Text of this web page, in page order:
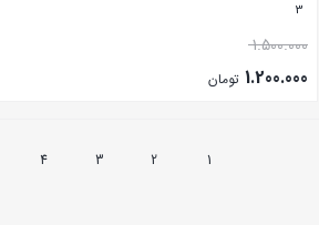
3
1.500.000
1.200.000 تومان
1
2
3
4